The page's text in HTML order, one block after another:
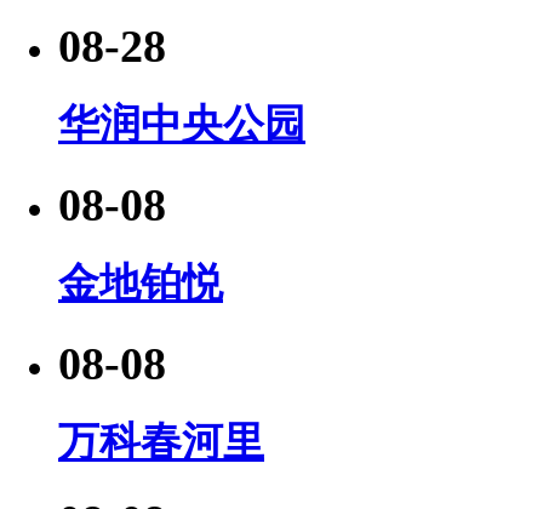
08-28
华润中央公园
08-08
金地铂悦
08-08
万科春河里